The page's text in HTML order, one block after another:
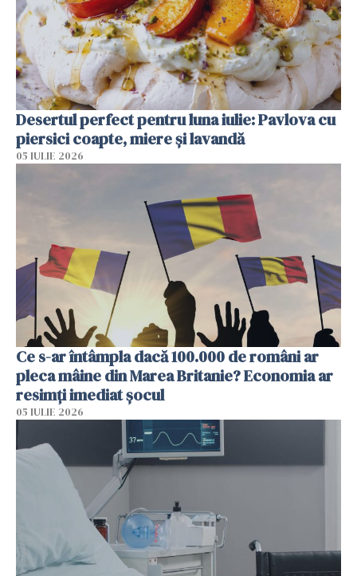
Desertul perfect pentru luna iulie: Pavlova cu
piersici coapte, miere și lavandă
05 IULIE 2026
Ce s-ar întâmpla dacă 100.000 de români ar
pleca mâine din Marea Britanie? Economia ar
resimți imediat șocul
05 IULIE 2026